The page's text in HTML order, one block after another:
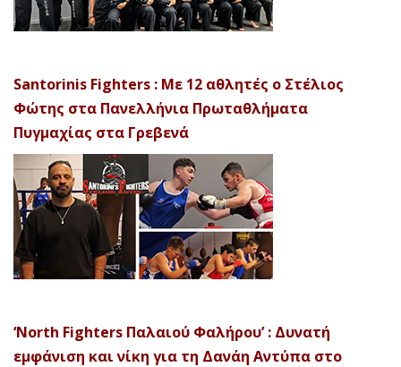
Santorinis Fighters : Με 12 αθλητές ο Στέλιος
Φώτης στα Πανελλήνια Πρωταθλήματα
Πυγμαχίας στα Γρεβενά
‘North Fighters Παλαιού Φαλήρου’ : Δυνατή
εμφάνιση και νίκη για τη Δανάη Αντύπα στο